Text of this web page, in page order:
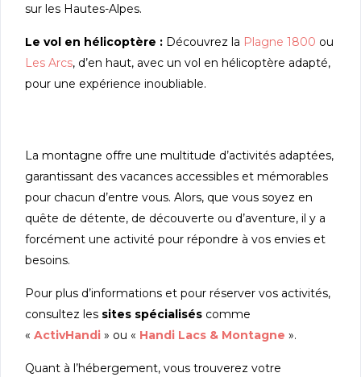
sur les Hautes-Alpes.
Le vol en hélicoptère : Découvrez la Plagne 1800 ou
Les Arcs, d’en haut, avec un vol en hélicoptère adapté,
pour une expérience inoubliable.
La montagne offre une multitude d’activités adaptées,
garantissant des vacances accessibles et mémorables
pour chacun d’entre vous. Alors, que vous soyez en
quête de détente, de découverte ou d’aventure, il y a
forcément une activité pour répondre à vos envies et
besoins.
Pour plus d’informations et pour réserver vos activités,
consultez les sites spécialisés comme
«ActivHandi » ou « Handi Lacs & Montagne».
Quant à l’hébergement, vous trouverez votre